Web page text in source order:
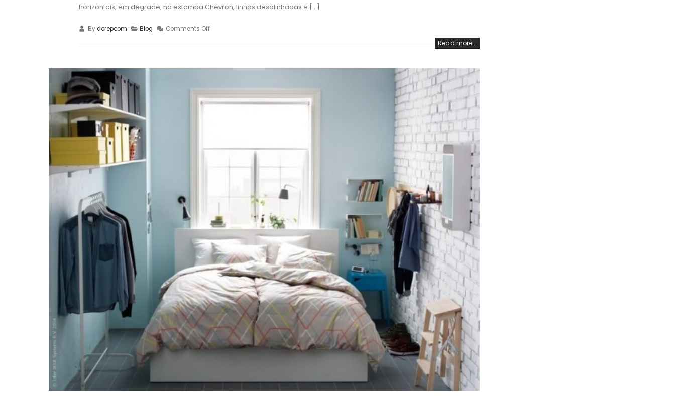
horizontais, em degrade, na estampa Chevron, linhas desalinhadas e [...]
Bydcrepcom Blog Comments Off
Read more...